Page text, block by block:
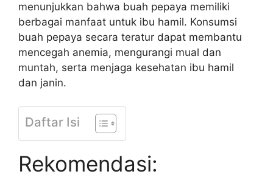
menunjukkan bahwa buah pepaya memiliki
berbagai manfaat untuk ibu hamil. Konsumsi
buah pepaya secara teratur dapat membantu
mencegah anemia, mengurangi mual dan
muntah, serta menjaga kesehatan ibu hamil
dan janin.
Daftar Isi
Rekomendasi: